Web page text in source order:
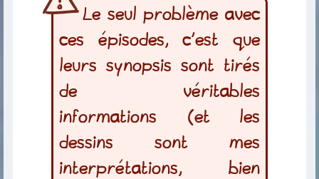
Le seul problème avec
ces épisodes, c’est que
leurs synopsis sont tirés
de véritables
informations (et les
dessins sont mes
interprétations, bien